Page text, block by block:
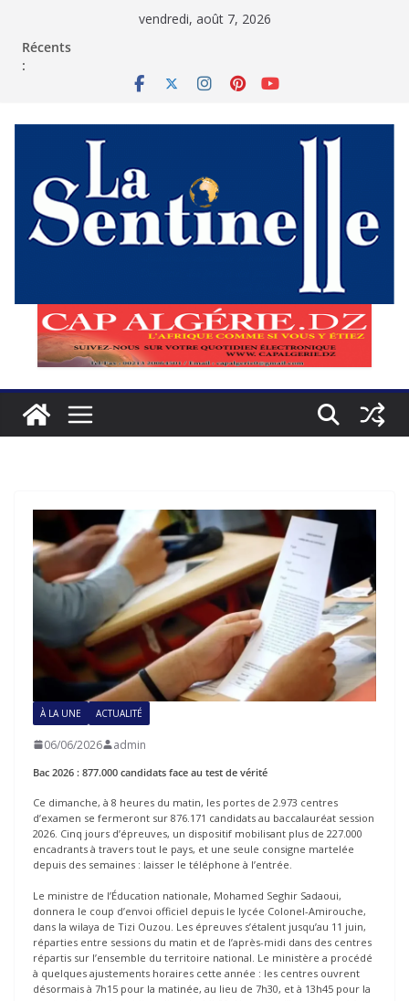
vendredi, août 7, 2026
Récents
:
À LA UNE ACTUALITÉ
06/06/2026 admin
Bac 2026 : 877.000 candidats face au test de vérité
Ce dimanche, à 8 heures du matin, les portes de 2.973 centres
d’examen se fermeront sur 876.171 candidats au baccalauréat session
2026. Cinq jours d’épreuves, un dispositif mobilisant plus de 227.000
encadrants à travers tout le pays, et une seule consigne martelée
depuis des semaines : laisser le téléphone à l’entrée.
Le ministre de l’Éducation nationale, Mohamed Seghir Sadaoui,
donnera le coup d’envoi officiel depuis le lycée Colonel-Amirouche,
dans la wilaya de Tizi Ouzou. Les épreuves s’étalent jusqu’au 11 juin,
réparties entre sessions du matin et de l’après-midi dans des centres
répartis sur l’ensemble du territoire national. Le ministère a procédé
à quelques ajustements horaires cette année : les centres ouvrent
désormais à 7h15 pour la matinée, au lieu de 7h30, et à 13h45 pour la